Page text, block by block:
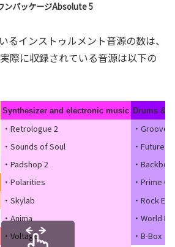
ンパッケージAbsolute 5
るインストゥルメント音源の数は、
際に収録されている音源は以下の
Synthesizer and electronic music Drums &
・Retrologue 2
・Groove
・Sounds of Soul
・Future
・Padshop 2
・
・Polarities
・Prime
・Skylab
・Rock
・Anima
・World
・Voltage
・B-Box